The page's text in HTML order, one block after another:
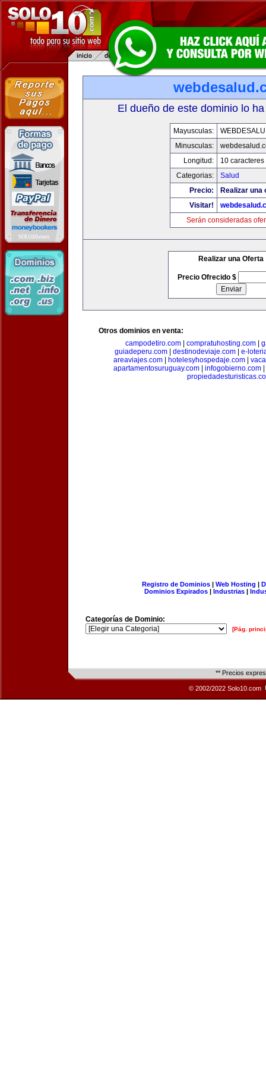
El dueño de este dominio lo
Mayusculas:
Minusculas:
Longitud:
10 caracteres
Categorias:
Salud
Precio:
Realizar una
Visitar!
Serán consideradas
Realizar una Oferta
Precio Ofrecido $
Otros dominios en venta:
campodetiro.com
compratuhosting.com
guiadeperu.com
destinodeviaje.com
e-
areaviajes.com
hotelesyhospedaje.com
apartamentosuruguay.com
infogobierno.com
Registro de Dominios| Web Hosting |
Dominios Expirados | Industrias |
Categorías de Dominio:
[Pág.
** Precios
© 2002/2022 Solo10.com